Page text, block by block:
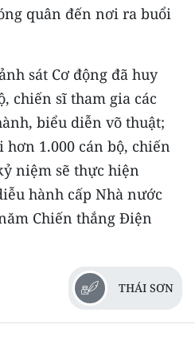
quân đến nơi ra buổi
sát Cơ động đã huy
chiến sĩ tham gia các
biểu diễn võ thuật;
hơn 1.000 cán bộ, chiến
niệm sẽ thực hiện
hành cấp Nhà nước
Chiến thắng Điện
THÁI SƠN